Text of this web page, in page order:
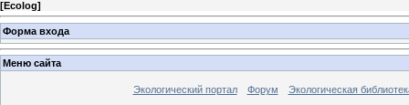
[Ecolog]
Форма входа
Меню сайта
Экологический портал Форум Экологическая